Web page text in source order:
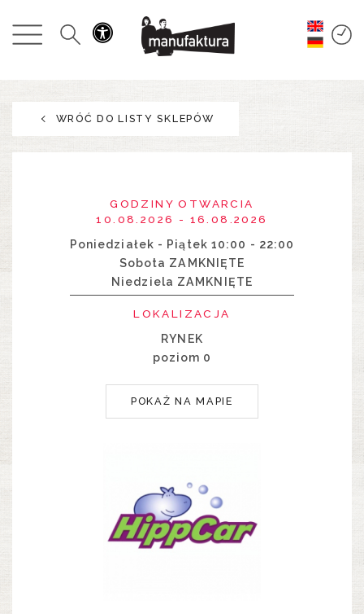
WYDARZENIA
PROMOCJE
RESTAURACJE
WRÓĆ DO LISTY SKLEPÓW
GODZINY OTWARCIA
10.08.2026 - 16.08.2026
Poniedziałek - Piątek 10:00 - 22:00
Sobota ZAMKNIĘTE
Niedziela ZAMKNIĘTE
LOKALIZACJA
RYNEK
poziom 0
POKAŻ NA MAPIE